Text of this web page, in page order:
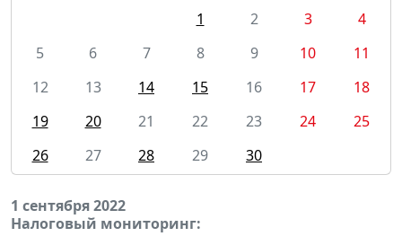
1
2 3
4
5
6 7 8 9 10
11
12
13 14 15 16 17
18
19
20 21 22 23 24
25
26
27 28 29 30
1 сентября 2022
Налоговый мониторинг: